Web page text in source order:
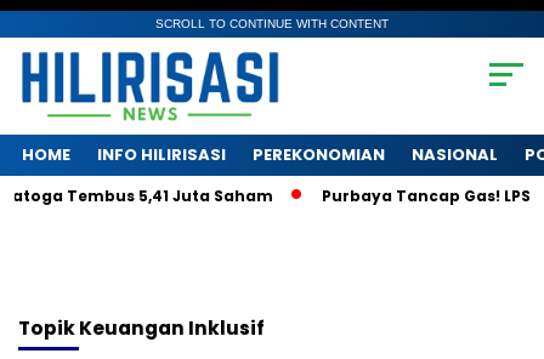
SCROLL TO CONTINUE WITH CONTENT
HOME INFO HILIRISASI PEREKONOMIAN NASIONAL
Tembus 5,41 Juta Saham Purbaya Tancap Gas! LPS
TopikKeuangan Inklusif